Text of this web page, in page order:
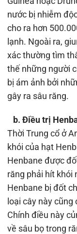
nước bị nhiễm
cho ra hơn
lạnh. Ngoài ra,
xác thường tìm
thế những người
bị ám ảnh bởi
gây ra sâu răng.
b. Điều trị
Thời Trung cổ ở
khói của hạt
Henbane được
răng phải hít khói
Henbane bị đốt
loại cây này
Chính điều này
về sâu bọ trong